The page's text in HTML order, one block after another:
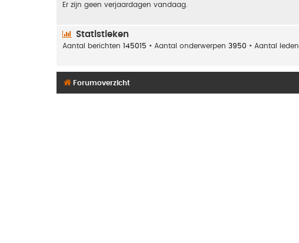
Er zijn geen verjaardagen vandaag.
Statistieken
Aantal berichten 145015 • Aantal onderwerpen 3950 • Aantal leden
Forumoverzicht